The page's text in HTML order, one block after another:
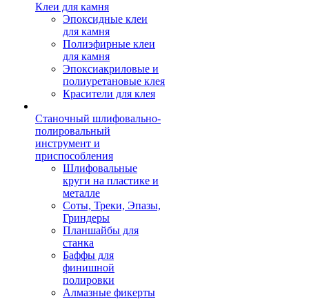
Клеи для камня
Эпоксидные клеи
для камня
Полиэфирные клеи
для камня
Эпоксиакриловые и
полиуретановые клея
Красители для клея
Станочный шлифовально-
полировальный
инструмент и
приспособления
Шлифовальные
круги на пластике и
металле
Соты, Треки, Эпазы,
Гриндеры
Планшайбы для
станка
Баффы для
финишной
полировки
Алмазные фикерты